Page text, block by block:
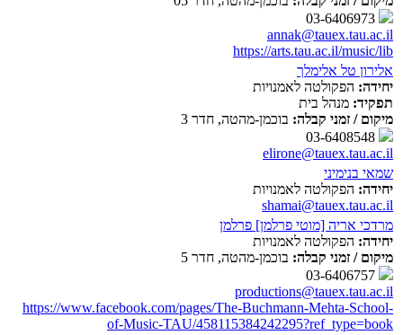
annak@tauex.tau.ac.il
https://arts.tau.ac.il/music/lib
אלירון טל אלימלך
יחידה: הפקולטה לאמנויות
תפקיד: מנהל בית
מיקום / זמני קבלה: בוכמן-מהטה, חדר 3
elirone@tauex.tau.ac.il
שמאי בנימיני
יחידה: הפקולטה לאמנויות
shamai@tauex.tau.ac.il
מרדכי אריה [מוטי פרלמן] פרלמן
יחידה: הפקולטה לאמנויות
מיקום / זמני קבלה: בוכמן-מהטה, חדר 5
productions@tauex.tau.ac.il
https://www.facebook.com/pages/The-Buchmann-Mehta-School-
of-Music-TAU/458115384242295?ref_type=book